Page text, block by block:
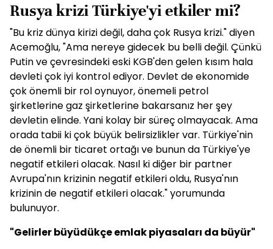
Rusya krizi Türkiye'yi etkiler mi?
"Bu kriz dünya kirizi değil, daha çok Rusya krizi." diyen
Acemoğlu, "Ama nereye gidecek bu belli değil. Çünkü
Putin ve çevresindeki eski KGB'den gelen kısım hala
devleti çok iyi kontrol ediyor. Devlet de ekonomide
çok önemli bir rol oynuyor, önemeli petrol
şirketlerine gaz şirketlerine bakarsanız her şey
devletin elinde. Yani kolay bir süreç olmayacak. Ama
orada tabii ki çok büyük belirsizlikler var. Türkiye'nin
de önemli bir ticaret ortağı ve bunun da Türkiye'ye
negatif etkileri olacak. Nasıl ki diğer bir partner
Avrupa'nın krizinin negatif etkileri oldu, Rusya'nın
krizinin de negatif etkileri olacak." yorumunda
bulunuyor.
"Gelirler büyüdükçe emlak piyasaları da büyür"